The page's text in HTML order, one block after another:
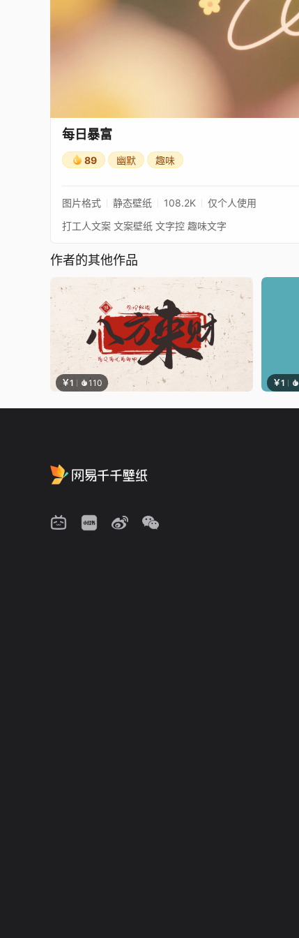
每日暴富
89 幽默 趣味
图片格式 静态壁纸 108.2K 仅个人使用
打工人文案 文案壁纸 文字控 趣味文字
作者的其他作品
￥1 110 ￥1